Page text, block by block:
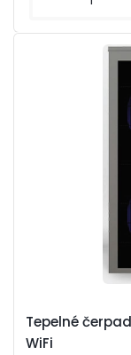
Tepelné
WiFi